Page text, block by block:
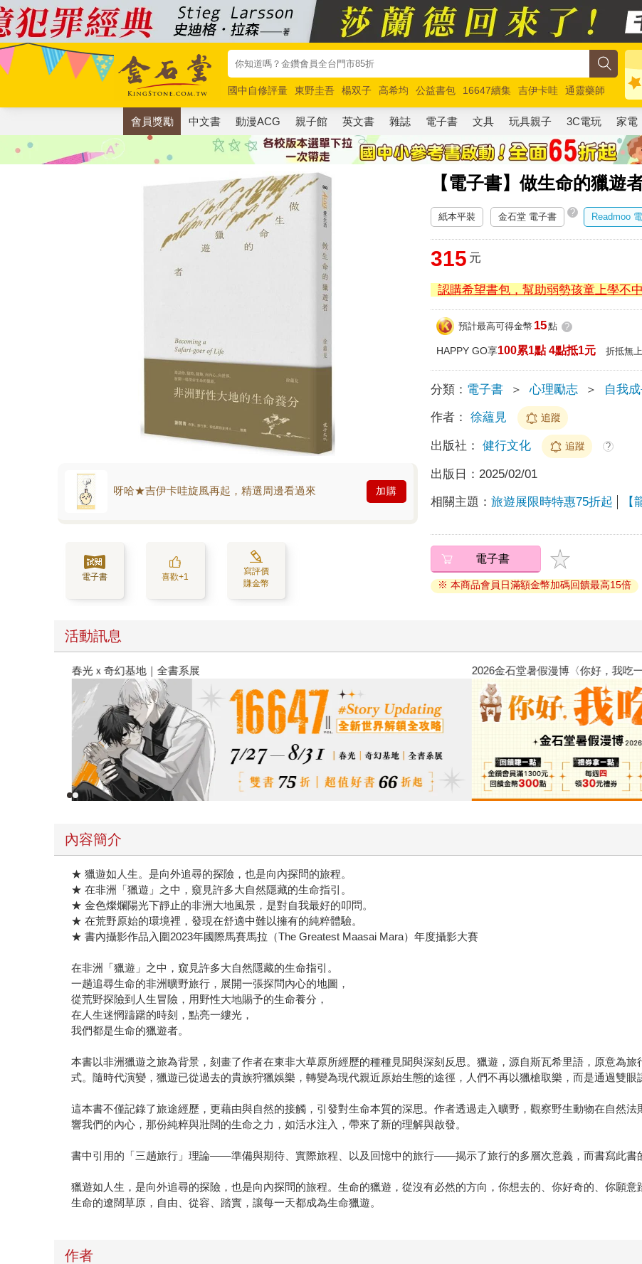
國中自修評量 東野圭吾 楊双子 高希均 公益書包 16647續集 吉伊卡哇
通靈藥師
唯紅花綻放
奧德賽 路邊攤新作 馬斯克 玩具總動員5 超慢跑
會員獎勵 中文書 動漫ACG 親子館 英文書 雜誌 電子書 文具 玩具親子 3C電玩 家電
【電子書】做生命的獵遊
呀哈★吉伊卡哇旋風再起，精選周邊看過來 加購
電子書 喜歡+1
寫評價
賺金幣
紙本平裝 金石堂 電子書 ? Readmoo
315 元
認購希望書包，幫助弱勢孩童上學不中
預計最高可得金幣 15點 ?
HAPPY GO享100累1點 4點抵1元 折抵無
分類： 電子書 ＞ 心理勵志 ＞ 自我
作者： 徐蘊見 追蹤
出版社： 健行文化 追蹤 ?
出版日： 2025/02/01
相關主題：旅遊展限時特惠75折起
電子書
※ 本商品會員日滿額金幣加碼回饋最高15倍
活動訊息
春光ｘ奇幻基地｜全書系展 2026金石堂暑假漫博〈你好，我吃
內容簡介
★ 獵遊如人生。是向外追尋的探險，也是向內探問的旅程。
★ 在非洲「獵遊」之中，窺見許多大自然隱藏的生命指引。
★ 金色燦爛陽光下靜止的非洲大地風景，是對自我最好的叩問。
★ 在荒野原始的環境裡，發現在舒適中難以擁有的純粹體驗。
★ 書內攝影作品入圍2023年國際馬賽馬拉（The Greatest Maasai Mara）年度攝影大賽
在非洲「獵遊」之中，窺見許多大自然隱藏的生命指引。
一趟追尋生命的非洲曠野旅行，展開一張探問內心的地圖，
從荒野探險到人生冒險，用野性大地賜予的生命養分，
在人生迷惘躊躇的時刻，點亮一縷光，
我們都是生命的獵遊者。
本書以非洲獵遊之旅為背景，刻畫了作者在東非大草原所經歷的種種見聞與深刻反思。獵遊，源自斯瓦希里語，原意為
式。隨時代演變，獵遊已從過去的貴族狩獵娛樂，轉變為現代親近原始生態的途徑，人們不再以獵槍取樂，而是通過雙眼
這本書不僅記錄了旅途經歷，更藉由與自然的接觸，引發對生命本質的深思。作者透過走入曠野，觀察野生動物在自然
響我們的內心，那份純粹與壯闊的生命之力，如活水注入，帶來了新的理解與啟發。
書中引用的「三趟旅行」理論——準備與期待、實際旅程、以及回憶中的旅行——揭示了旅行的多層次意義，而書寫此書
獵遊如人生，是向外追尋的探險，也是向內探問的旅程。生命的獵遊，從沒有必然的方向，你想去的、你好奇的、你願
生命的遼闊草原，自由、從容、踏實，讓每一天都成為生命獵遊。
作者